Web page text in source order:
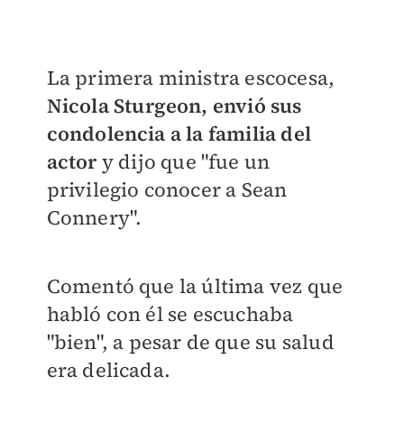
La primera ministra escocesa,
Nicola Sturgeon, envió sus
condolencia a la familia del
actory dijo que "fue un
privilegio conocer a Sean
Connery".
Comentó que la última vez que
habló con él se escuchaba
"bien", a pesar de que su salud
era delicada.